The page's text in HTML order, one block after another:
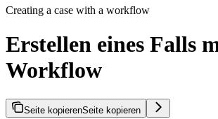
Creating a case with a workflow
Erstellen eines Falls
Workflow
Seite kopierenSeite kopieren